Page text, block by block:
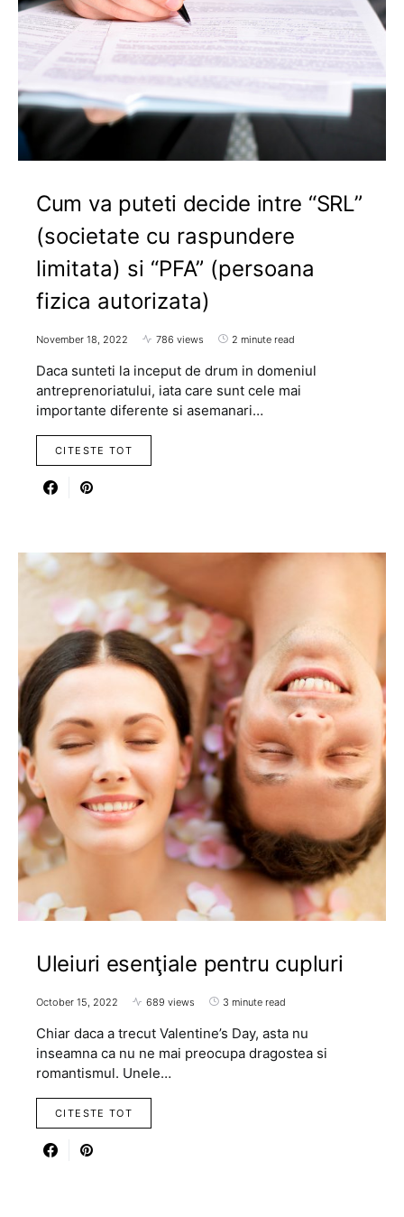
Cum va puteti decide intre “SRL”
(societate cu raspundere
limitata) si “PFA” (persoana
fizica autorizata)
November 18, 2022 786 views 2 minute read
Daca sunteti la inceput de drum in domeniul
antreprenoriatului, iata care sunt cele mai
importante diferente si asemanari…
CITESTE TOT
Uleiuri esenţiale pentru cupluri
October 15, 2022 689 views 3 minute read
Chiar daca a trecut Valentine’s Day, asta nu
inseamna ca nu ne mai preocupa dragostea si
romantismul. Unele…
CITESTE TOT